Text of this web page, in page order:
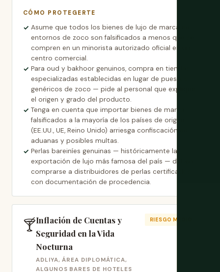
CÓMO PROTEGERTE
Asume que todos los bienes de lujo de marca en
entornos de zoco son falsificados a menos que se
compren en un minorista autorizado oficial en un
centro comercial.
Para oud y bakhoor genuinos, compra en tiendas
especializadas establecidas en lugar de puestos
genéricos de zoco — pide al personal que explique
el origen y grado del producto.
Tenga en cuenta que importar bienes de marca
falsificados a la mayoría de los países de origen
(EE.UU., UE, Reino Unido) arriesga confiscación en
aduanas y posibles multas.
Perlas bareiníes genuinas — históricamente la
exportación de lujo más famosa del país — deben
comprarse a distribuidores de perlas certificados
con documentación de procedencia.
🍸Inflación de Cuentas y
Seguridad en la Vida
Nocturna
ADLIYA, ÁREA DIPLOMÁTICA,
ALGUNOS BARES DE HOTELES
RIESGO MEDIO